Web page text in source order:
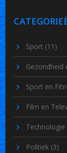
Sport (11)
Gezondheid
Sport en
Film en
Technologie
Politiek (3)